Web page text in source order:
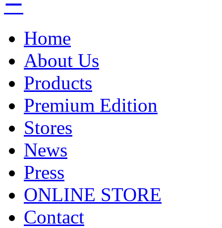
Home
About Us
Products
Premium Edition
Stores
News
Press
ONLINE STORE
Contact